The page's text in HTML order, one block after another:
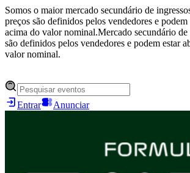
Somos o maior mercado secundário de
preços são definidos pelos vendedores e
acima do valor nominal.Mercado secundário
são definidos pelos vendedores e podem estar
valor nominal.
Entrar Anunciar